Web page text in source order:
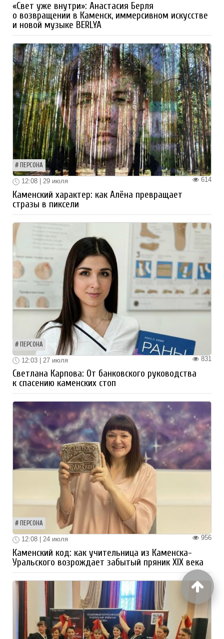
«Свет уже внутри»: Анастасия Берля
о возвращении в Каменск, иммерсивном искусстве
и новой музыке BERLYA
ПЕРСОНА
614
12:08 | 29 июля
Каменский характер: как Алёна превращает
стразы в пиксели
ПЕРСОНА
831
12:03 | 27 июля
Светлана Карпова: От банковского руководства
к спасению каменских стоп
ПЕРСОНА
956
12:08 | 24 июля
Каменский код: как учительница из Каменска-
Уральского возрождает забытый пряник XIX века